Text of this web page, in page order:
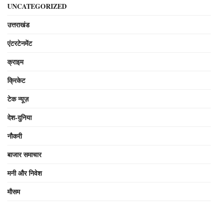
UNCATEGORIZED
उत्तराखंड
एंटरटेनमेंट
क्राइम
क्रिकेट
टेक न्यूज़
देश-दुनिया
नौकरी
बाजार समाचार
मनी और निवेश
मौसम